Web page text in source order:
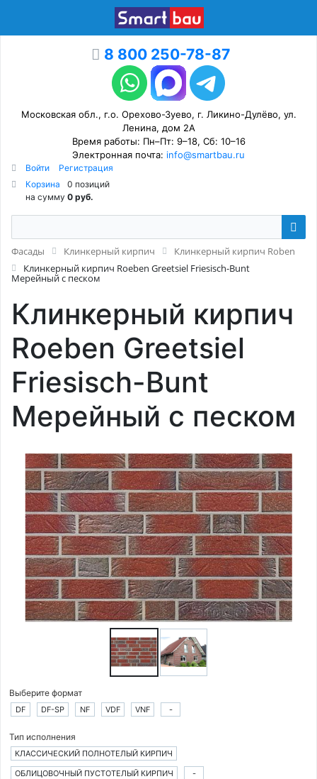
8 800 250-78-87
Московская обл., г.о. Орехово-Зуево, г. Ликино-Дулёво, ул.
Ленина, дом 2А
Время работы: Пн–Пт: 9–18, Сб: 10–16
Электронная почта: info@smartbau.ru
Войти
Регистрация
Корзина
0 позиций
на сумму 0 руб.
Фасады Клинкерный кирпич
Клинкерный кирпич Roben
Клинкерный кирпич Roeben Greetsiel Friesisch-Bunt
Мерейный с песком
Клинкерный кирпич
Roeben Greetsiel
Friesisch-Bunt
Мерейный с песком
Выберите формат
DF DF-SP NF VDF VNF -
Тип исполнения
КЛАССИЧЕСКИЙ ПОЛНОТЕЛЫЙ КИРПИЧ
ОБЛИЦОВОЧНЫЙ ПУСТОТЕЛЫЙ КИРПИЧ
-